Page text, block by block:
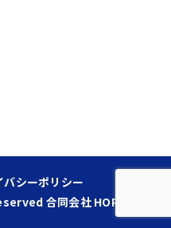
合同会社 HOPE
バシーポリシー